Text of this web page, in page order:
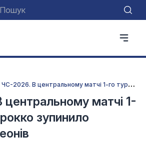
Ч
С-2026. В центральному матчі 1-го туру Марокко зупинило пентакампеонів
матчі 1-
зупинило